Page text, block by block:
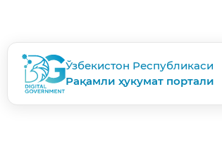
Ўзбекистон Республикаси
Рақамли ҳукумат портали